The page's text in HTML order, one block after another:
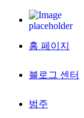
홈 페이지
블로그 센터
범주